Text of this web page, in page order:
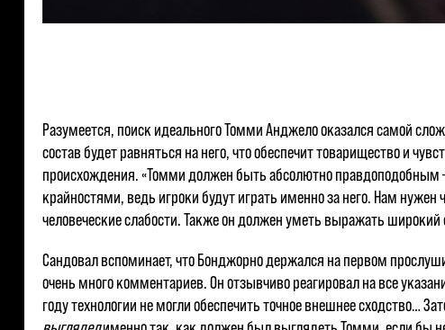
Разумеется, поиск идеального Томми Анджело оказался самой
состав будет равняться на него, что обеспечит товарищество и
происхождения. «Томми должен быть абсолютно
крайностями, ведь игроки будут играть именно за него. Нам
человеческие слабости. Также он должен уметь выражать
Сандовал вспоминает, что Бонджорно держался на первом
очень много комментариев. Он отзывчиво реагировал на все
году технологии не могли обеспечить точное внешнее сходство…